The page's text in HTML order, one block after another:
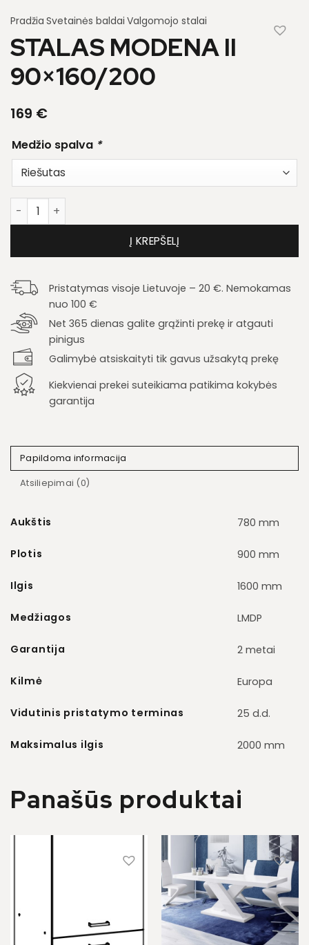
Pradžia Svetainės baldai Valgomojo stalai
STALAS MODENA II
90×160/200
169 €
Medžio spalva *
produkto kiekis: Stalas Modena II 90x160/200
Į KREPŠELĮ
Pristatymas visoje Lietuvoje – 20 €. Nemokamas
nuo 100 €
Net 365 dienas galite grąžinti prekę ir atgauti
pinigus
Galimybė atsiskaityti tik gavus užsakytą prekę
Kiekvienai prekei suteikiama patikima kokybės
garantija
Papildoma informacija
Atsiliepimai (0)
Aukštis 780 mm
Plotis 900 mm
Ilgis 1600 mm
Medžiagos LMDP
Garantija 2 metai
Kilmė Europa
Vidutinis pristatymo terminas 25 d.d.
Maksimalus ilgis 2000 mm
Panašūs produktai